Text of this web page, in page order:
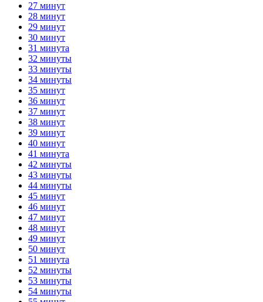
27 минут
28 минут
29 минут
30 минут
31 минута
32 минуты
33 минуты
34 минуты
35 минут
36 минут
37 минут
38 минут
39 минут
40 минут
41 минута
42 минуты
43 минуты
44 минуты
45 минут
46 минут
47 минут
48 минут
49 минут
50 минут
51 минута
52 минуты
53 минуты
54 минуты